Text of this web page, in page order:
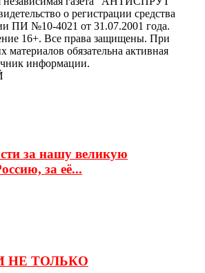
о регистрации средства
ПИ №10-4021 от 31.07.2001 года.
16+. Все права защищены. При
материалов обязательна активная
информации.
за нашу великую
за её...
НЕ ТОЛЬКО